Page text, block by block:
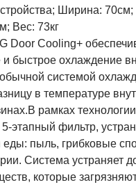
Ширина:
Вес: 73кг
Door Cooling+
быстрое охлаждение
системой
в температуре
рамках
5-этапный фильтр,
еды: пыль, грибковые
Система устраняет
которые